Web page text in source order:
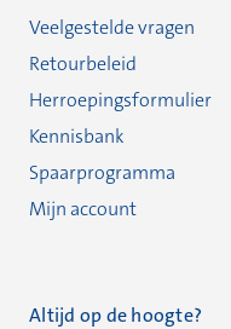
Veelgestelde vragen
Retourbeleid
Herroepingsformulier
Kennisbank
Spaarprogramma
Mijn account
Altijd op de hoogte?